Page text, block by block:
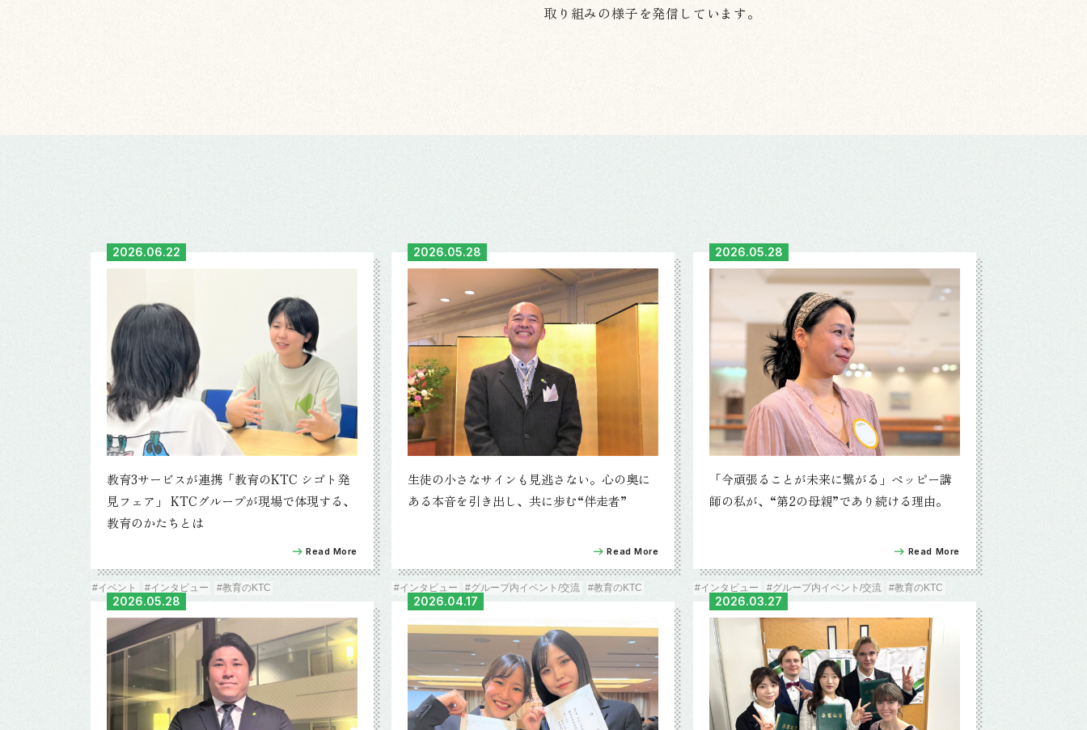
取り組みの様子を発信しています。
教育3サービスが連携「教育のKTC シゴト発
見フェア」 KTCグループが現場で体現する、
教育のかたちとは
Read More
2026.06.22
#イベント #インタビュー #教育のKTC
生徒の小さなサインも見逃さない。心の奥に
ある本音を引き出し、共に歩む“伴走者”
Read More
2026.05.28
#インタビュー #グループ内イベント/交流 #教育のKTC
「今頑張ることが未来に繋がる」ペッピー講
師の私が、“第2の母親”であり続ける理由。
Read More
2026.05.28
#インタビュー #グループ内イベント/交流 #教育のKTC
2026.05.28 2026.04.17 2026.03.27